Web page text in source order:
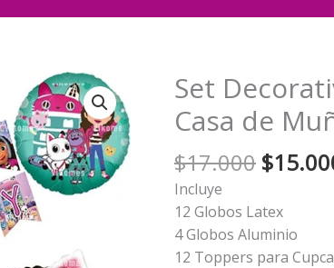
Set
Casa de
$17.000 El
original
era:
$
Incluye
12 Globos Latex
4 Globos Aluminio
12 Toppers para